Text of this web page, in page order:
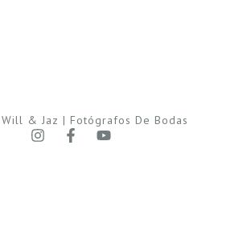
& Jaz | Fotógrafos De Bodas